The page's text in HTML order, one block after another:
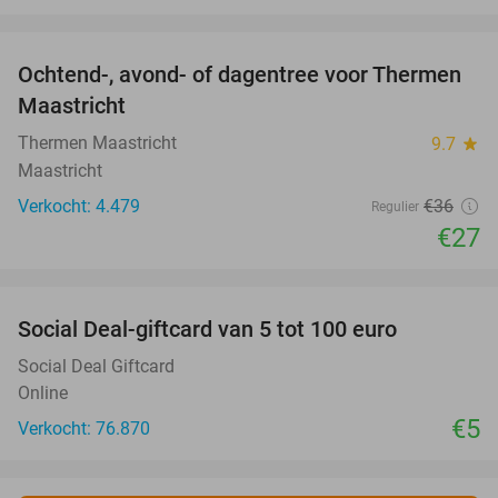
25%
Ochtend-, avond- of dagentree voor Thermen
Maastricht
Thermen Maastricht 9.7 star
Maastricht
Verkocht: 4.479
Regulier €36
€27
Social Deal-giftcard van 5 tot 100 euro
Social Deal Giftcard
Online
Verkocht: 76.870
€5